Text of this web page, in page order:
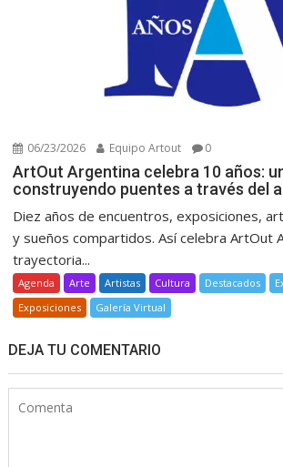
06/23/2026 Equipo Artout 0
ArtOut Argentina celebra 10 años:
construyendo puentes a través del
Diez años de encuentros, exposiciones,
y sueños compartidos. Así celebra ArtOut
trayectoria...
Agenda Arte Artistas Cultura Destacados
Exposiciones
Galería Virtual
DEJA TU COMENTARIO